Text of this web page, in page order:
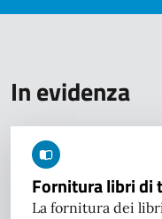
In evidenza
Fornitura libri di
La fornitura dei